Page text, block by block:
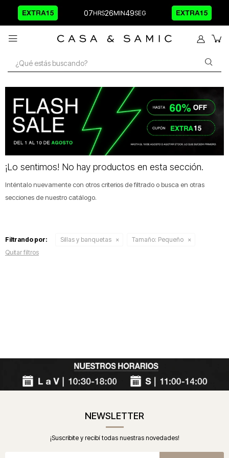
07 26 48

¡Lo sentimos! No hay productos en esta sección.
Inténtalo nuevamente con otros criterios de filtrado o busca en otras
secciones de nuestro catálogo.
Filtrando por: Sillas y banquetas Tamaño: Pequeño
Quitar filtros
NEWSLETTER
¡Suscribite y recibí todas nuestras novedades!